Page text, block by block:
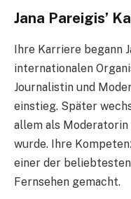
Jana Pareigis’
Ihre Karriere begann
internationalen
Journalistin und
einstieg. Später
allem als Moderatorin
wurde. Ihre
einer der
Fernsehen gemacht.